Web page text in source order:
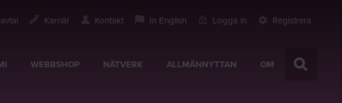
Karriär Kontakt In English Logga in Registrera
WEBBSHOP NÄTVERK ALLMÄNNYTTAN OM